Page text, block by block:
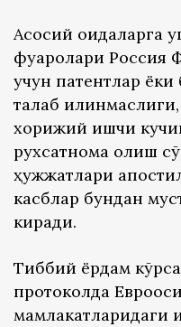
Асосий қоидаларга
фуқаролари
учун патентлар ёки
талаб
хорижий ишчи
рухсатнома олиш
ҳужжатлари
касблар бундан
киради.
Тиббий ёрдам
протоколда
мамлакатларидаги